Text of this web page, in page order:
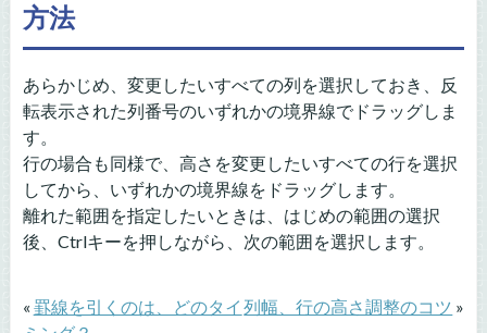
方法
あらかじめ、変更したいすべての列を選択しておき、反
転表示された列番号のいずれかの境界線でドラッグしま
す。
行の場合も同様で、高さを変更したいすべての行を選択
してから、いずれかの境界線をドラッグします。
離れた範囲を指定したいときは、はじめの範囲の選択
後、Ctrlキーを押しながら、次の範囲を選択します。
« 罫線を引くのは、どのタイ 列幅、行の高さ調整のコツ »